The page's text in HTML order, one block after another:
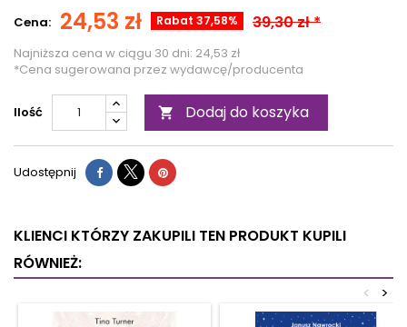
Cena: 24,53 zł Rabat 37,58% 39,30 zł *
Najniższa cena w ciągu 30 dni: 24,53 zł
*Cena sugerowana przez wydawcę/producenta
Ilość  Dodaj do koszyka
Udostępnij
KLIENCI KTÓRZY ZAKUPILI TEN PRODUKT KUPILI
RÓWNIEŻ:
>
<